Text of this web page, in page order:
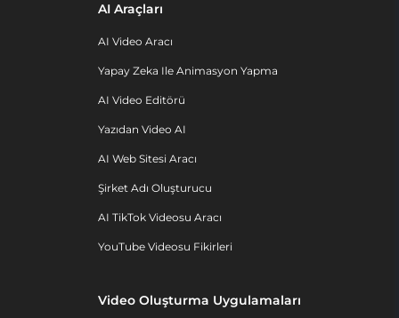
AI Araçları
AI Video Aracı
Yapay Zeka Ile Animasyon Yapma
AI Video Editörü
Yazıdan Video AI
AI Web Sitesi Aracı
Şirket Adı Oluşturucu
AI TikTok Videosu Aracı
YouTube Videosu Fikirleri
Video Oluşturma Uygulamaları